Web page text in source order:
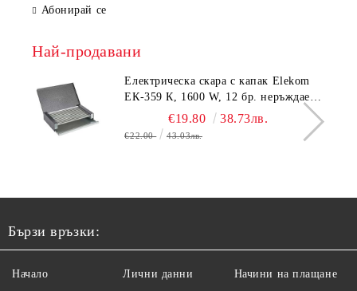
Абонирай се
Най-продавани
Електрическа скара с капак Elekom
ЕК-359 К, 1600 W, 12 бр. неръждаеми
тръбни нагревятеля
€19.80 38.73лв.
€22.00 43.03лв.
Бързи връзки:
Начало Лични данни Начини на плащане